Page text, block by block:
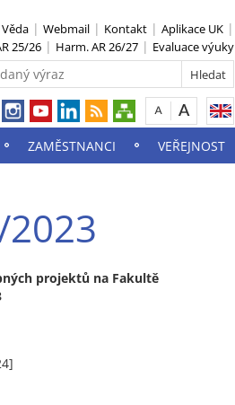
Věda Webmail Kontakt
Aplikace UK
25/26
Harm. AR 26/27 Evaluace výuky
ZAMĚSTNANCI VEŘEJNOST
projektů na Fakultě